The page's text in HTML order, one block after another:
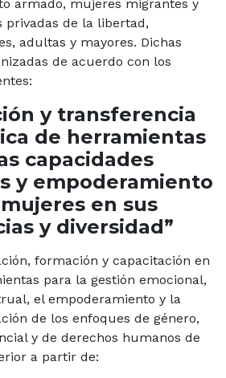
armado, mujeres migrantes y
privadas de la libertad,
adultas y mayores. Dichas
de acuerdo con los
y transferencia
de herramientas
capacidades
y empoderamiento
en sus
y diversidad”
formación y capacitación en
para la gestión emocional,
el empoderamiento y la
de los enfoques de género,
y de derechos humanos de
a partir de: